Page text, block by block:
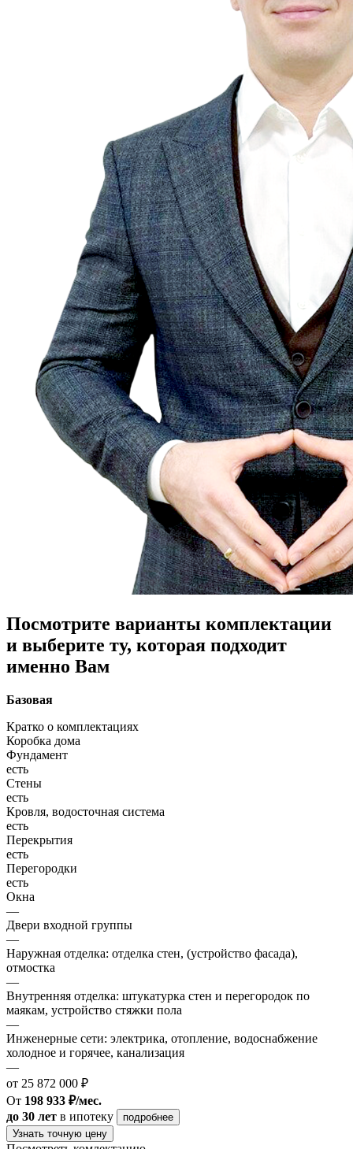
Посмотрите варианты комплектации
и выберите ту, которая подходит
именно Вам
Базовая
Кратко о комплектациях
Коробка дома
Фундамент
есть
Стены
есть
Кровля, водосточная система
есть
Перекрытия
есть
Перегородки
есть
Окна
—
Двери входной группы
—
Наружная отделка: отделка стен, (устройство фасада),
отмостка
—
Внутренняя отделка: штукатурка стен и перегородок по
маякам, устройство стяжки пола
—
Инженерные сети: электрика, отопление, водоснабжение
холодное и горячее, канализация
—
от 25 872 000 ₽
От 198 933 ₽/мес.
до 30 лет в ипотеку
подробнее
Узнать точную цену